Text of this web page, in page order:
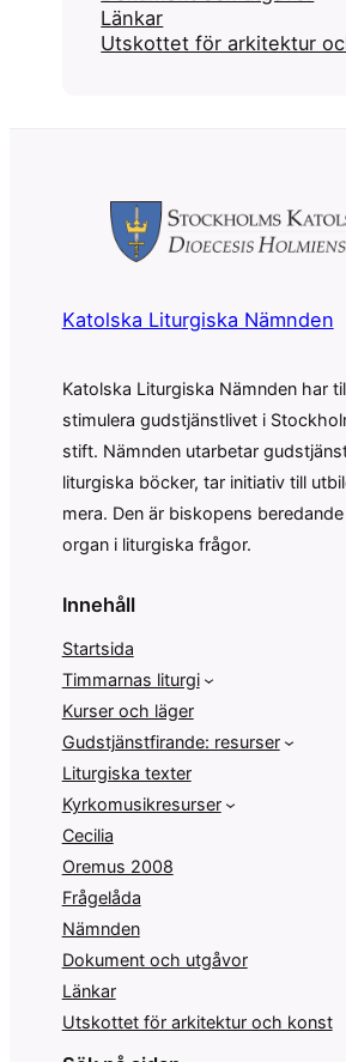
Länkar
Utskottet för arkitektur
Katolska Liturgiska Nämnden
Katolska Liturgiska Nämnden har
stimulera gudstjänstlivet i
stift. Nämnden utarbetar
liturgiska böcker, tar initiativ till
mera. Den är biskopens
organ i liturgiska frågor.
Innehåll
Startsida
Timmarnas liturgi
Kurser och läger
Gudstjänstfirande: resurser
Liturgiska texter
Kyrkomusikresurser
Cecilia
Oremus 2008
Frågelåda
Nämnden
Dokument och utgåvor
Länkar
Utskottet för arkitektur och konst